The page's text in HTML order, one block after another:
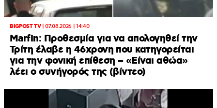
BIGPOST TV|07.08.2026 | 14:40
Marfin: Προθεσμία για να απολογηθεί την
Τρίτη έλαβε η 46χρονη που κατηγορείται
για την φονική επίθεση – «Είναι αθώα»
λέει ο συνήγορός της (βίντεο)